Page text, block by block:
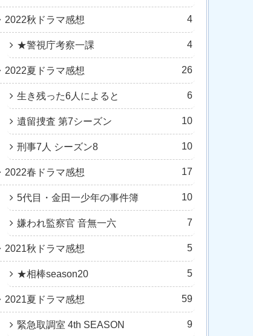
2022秋ドラマ感想 4
★警視庁考察一課 4
2022夏ドラマ感想 26
生き残った6人によると 6
遺留捜査 第7シーズン 10
刑事7人 シーズン8 10
2022春ドラマ感想 17
5代目・金田一少年の事件簿 10
嫌われ監察官 音無一六 7
2021秋ドラマ感想 5
★相棒season20 5
2021夏ドラマ感想 59
緊急取調室 4th SEASON 9